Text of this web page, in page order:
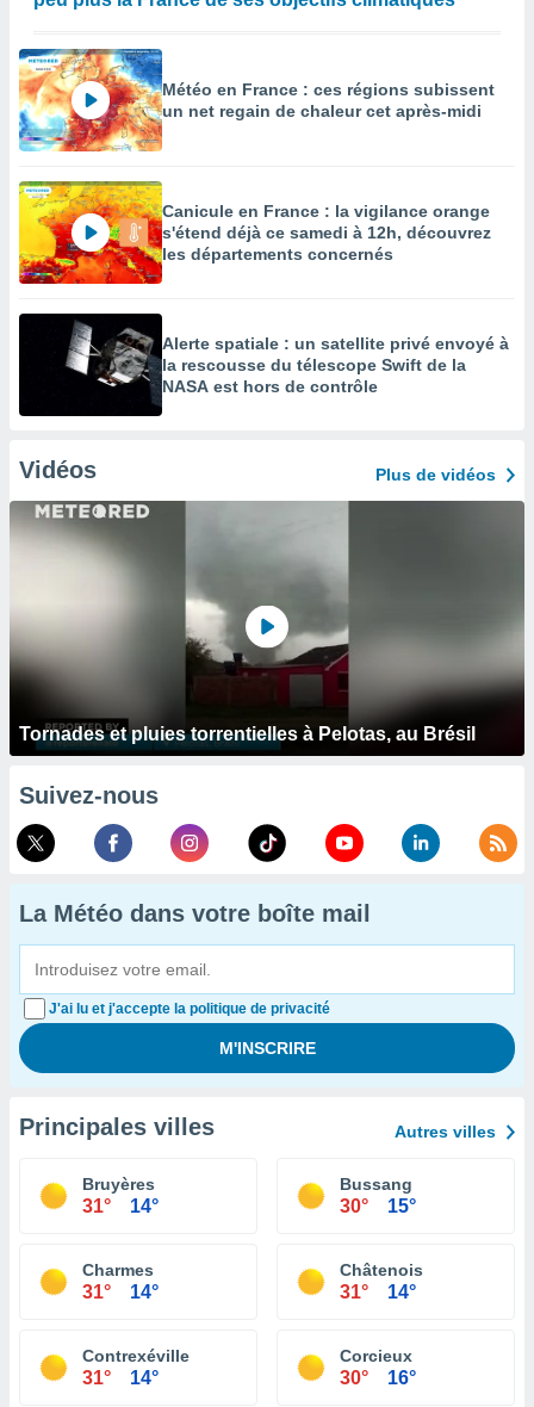
Météo en France : ces régions subissent
un net regain de chaleur cet après-midi
Canicule en France : la vigilance orange
s'étend déjà ce samedi à 12h, découvrez
les départements concernés
Alerte spatiale : un satellite privé envoyé à
la rescousse du télescope Swift de la
NASA est hors de contrôle
Vidéos Plus de vidéos
Tornades et pluies torrentielles à Pelotas, au Brésil
Suivez-nous
La Météo dans votre boîte mail
J'ai lu et j'accepte la politique de privacité
Principales villes Autres villes
Bruyères
31° 14°
Bussang
30° 15°
Charmes
31° 14°
Châtenois
31° 14°
Contrexéville
31° 14°
Corcieux
30° 16°